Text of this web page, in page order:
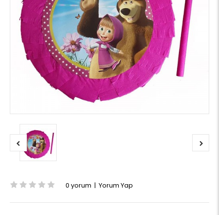
0 yorum | Yorum Yap